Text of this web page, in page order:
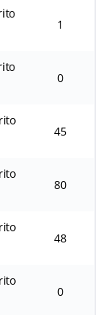
1
0
45
80
48
0